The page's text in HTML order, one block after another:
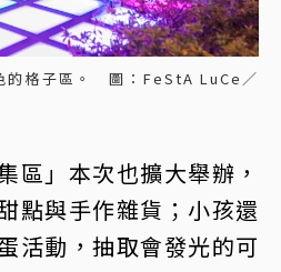
的格子區。 圖：FeStA LuCe／
區」本次也擴大舉辦，
點與手作雜貨；小孩還
活動，抽取會發光的可